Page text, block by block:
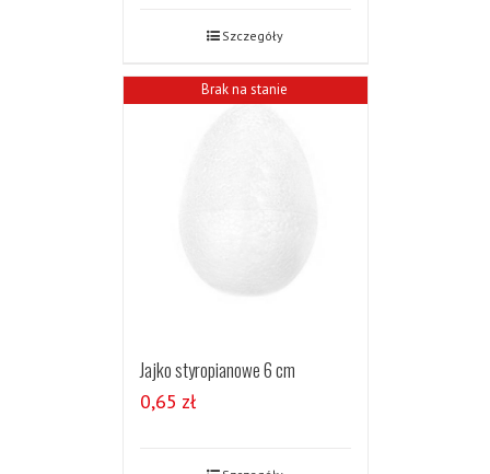
Szczegóły
Brak na stanie
Jajko styropianowe 6 cm
0,65 zł